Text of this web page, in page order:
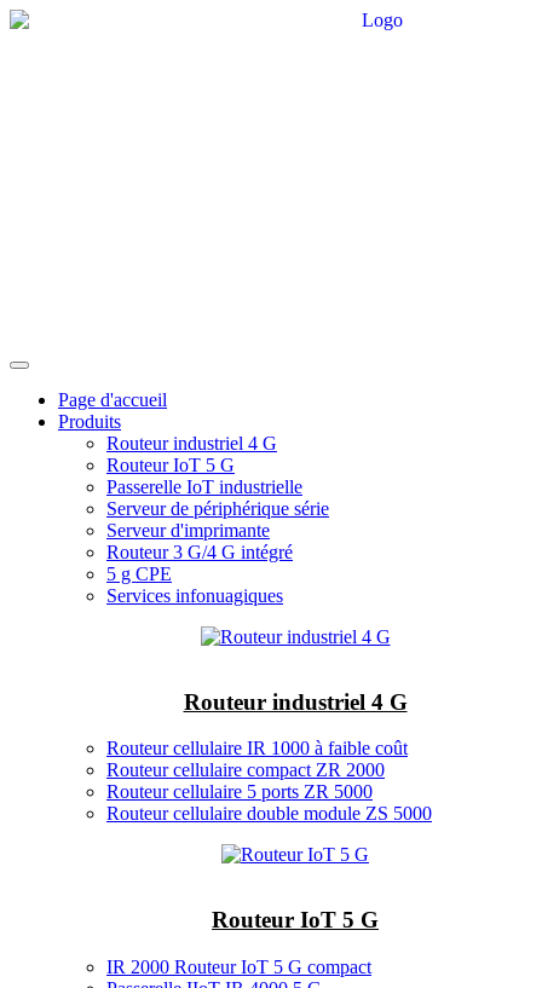
Page d'accueil
Produits
Routeur industriel 4 G
Routeur IoT 5 G
Passerelle IoT industrielle
Serveur de périphérique série
Serveur d'imprimante
Routeur 3 G/4 G intégré
5 g CPE
Services infonuagiques
Routeur industriel 4 G
Routeur cellulaire IR 1000 à faible coût
Routeur cellulaire compact ZR 2000
Routeur cellulaire 5 ports ZR 5000
Routeur cellulaire double module ZS 5000
Routeur IoT 5 G
IR 2000 Routeur IoT 5 G compact